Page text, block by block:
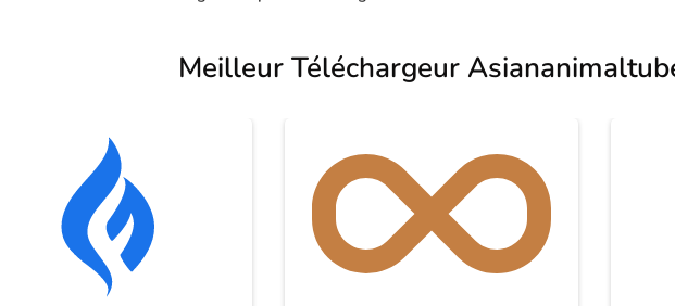
Meilleur Téléchargeur